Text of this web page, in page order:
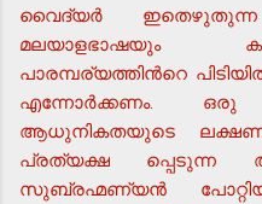
വൈദ്യര്‍
മലയാളഭാഷയും
പാരമ്പര്യത്തിന്‍റെ
എന്നോര്‍ക്കണം. ഒരു
ആധുനികതയുടെ
പ്രത്യക്ഷ
സുബ്രഹ്മണ്യന്‍